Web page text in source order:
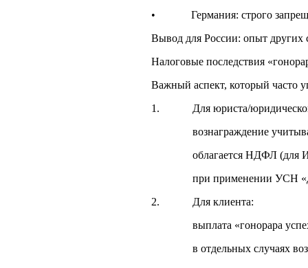
• Германия: строго запрещён
Вывод для России: опыт других
Налоговые последствия
Важный аспект, который часто
1. Для юриста/
вознаграждение
облагается НДФЛ (для ИП)
при применении УСН
2. Для клиента:
выплата «гонорара успеха»
в отдельных случаях